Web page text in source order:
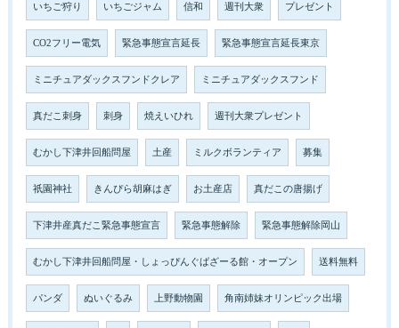
いちご狩り いちごジャム 信和 週刊大衆 プレゼント
CO2フリー電気 緊急事態宣言延長 緊急事態宣言延長東京
ミニチュアダックスフンドクレア ミニチュアダックスフンド
真だこ刺身 刺身 焼えいひれ 週刊大衆プレゼント
むかし下津井回船問屋 土産 ミルクボランティア 募集
祇園神社 きんぴら胡麻はぎ お土産店 真だこの唐揚げ
下津井産真だこ緊急事態宣言 緊急事態解除 緊急事態解除岡山
むかし下津井回船問屋・しょっぴんぐばざーる館・オープン 送料無料
パンダ ぬいぐるみ 上野動物園 角南姉妹オリンピック出場